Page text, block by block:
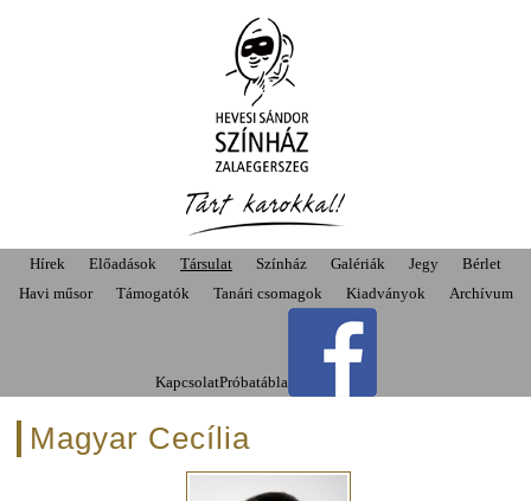
Hírek Előadások Társulat Színház Galériák Jegy
Bérlet
Havi műsor
Támogatók Tanári csomagok Kiadványok Archívum
KapcsolatPróbatábla
Magyar Cecília